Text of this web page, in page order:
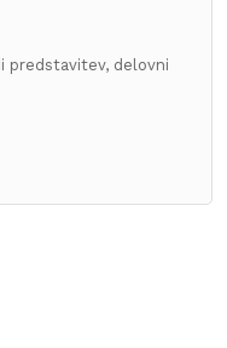
predstavitev, delovni